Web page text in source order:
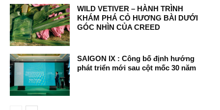
WILD VETIVER – HÀNH TRÌNH
KHÁM PHÁ CỎ HƯƠNG BÀI DƯỚI
GÓC NHÌN CỦA CREED
SAIGON IX : Công bố định hướng
phát triển mới sau cột mốc 30 năm